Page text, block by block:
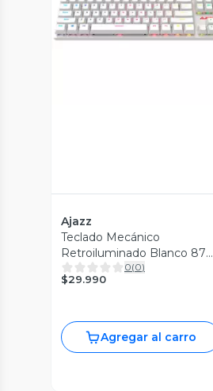
Vista Previa
Ajazz
Teclado Mecánico
Retroiluminado Blanco 87
Teclas Blue- Ajazz
0(0)
$29.990
Agregar al carro